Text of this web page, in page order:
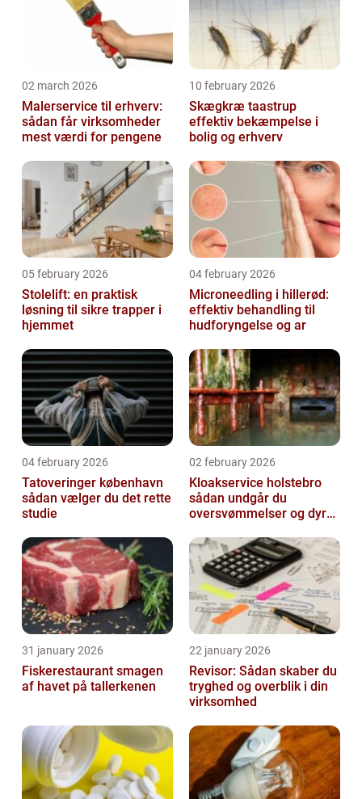
02 march 2026
Malerservice til erhverv:
sådan får virksomheder
mest værdi for pengene
10 february 2026
Skægkræ taastrup
effektiv bekæmpelse i
bolig og erhverv
05 february 2026
Stolelift: en praktisk
løsning til sikre trapper i
hjemmet
04 february 2026
Microneedling i hillerød:
effektiv behandling til
hudforyngelse og ar
04 february 2026
Tatoveringer københavn
sådan vælger du det rette
studie
02 february 2026
Kloakservice holstebro
sådan undgår du
oversvømmelser og dyre
31 january 2026
Fiskerestaurant smagen
af havet på tallerkenen
22 january 2026
Revisor: Sådan skaber du
tryghed og overblik i din
virksomhed